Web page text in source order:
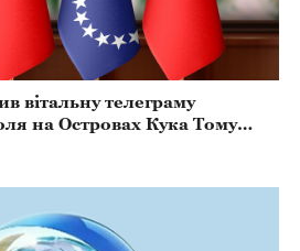
вітальну телеграму
на Островах Кука Тому
Конституції